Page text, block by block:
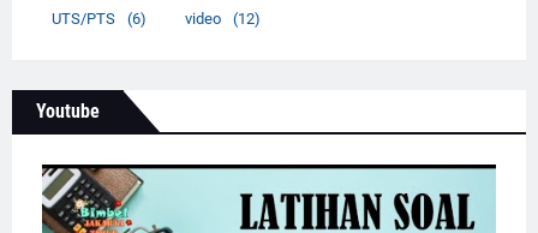
UTS/PTS (6) video (12)
Youtube